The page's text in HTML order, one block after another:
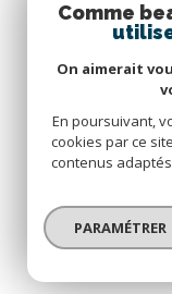
Comme
On aimerait
En poursuivant,
cookies par ce
contenus
PARAMÉTRER